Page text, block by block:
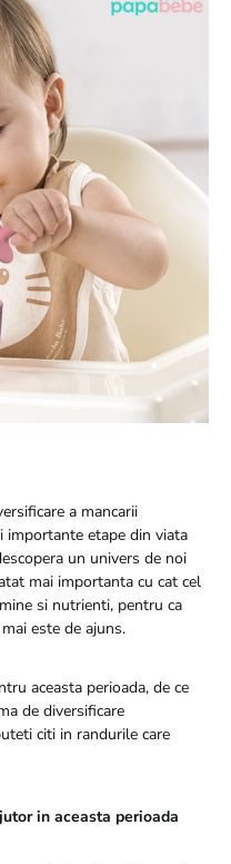
a mancarii
importante etape din viata
un univers de noi
mai importanta cu cat cel
si nutrienti, pentru ca
este de ajuns.
aceasta perioada, de ce
de diversificare
citi in randurile care
in aceasta perioada